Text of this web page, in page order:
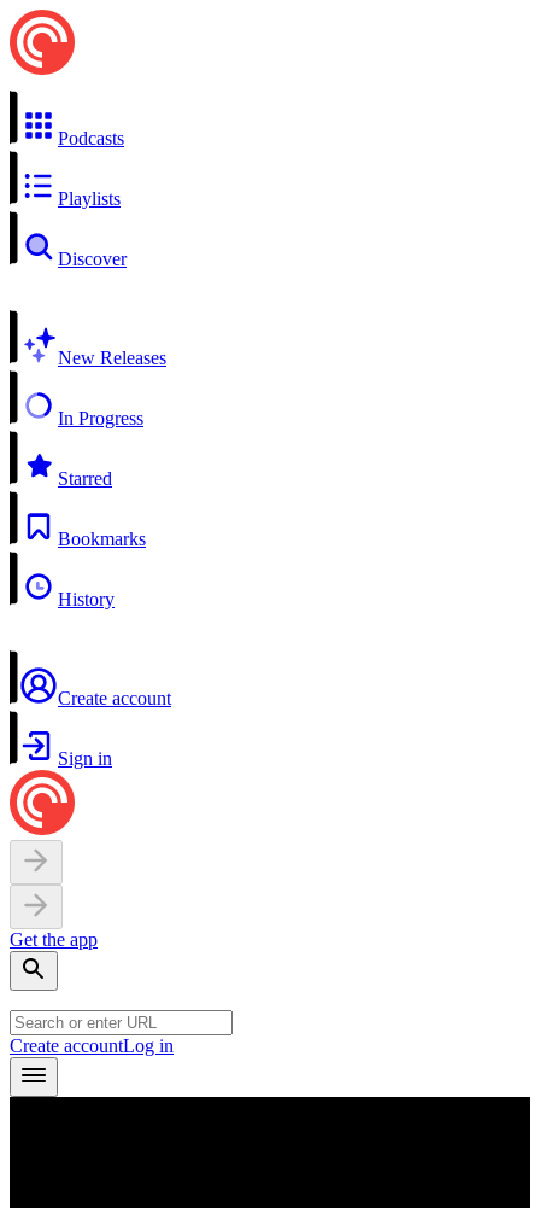
Podcasts
Playlists
Discover
New Releases
In Progress
Starred
Bookmarks
History
Create account
Sign in
Get the app
Create accountLog in